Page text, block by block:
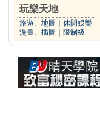
玩樂天地
旅遊、地圖
休閒娛樂
漫畫、插圖
限制級